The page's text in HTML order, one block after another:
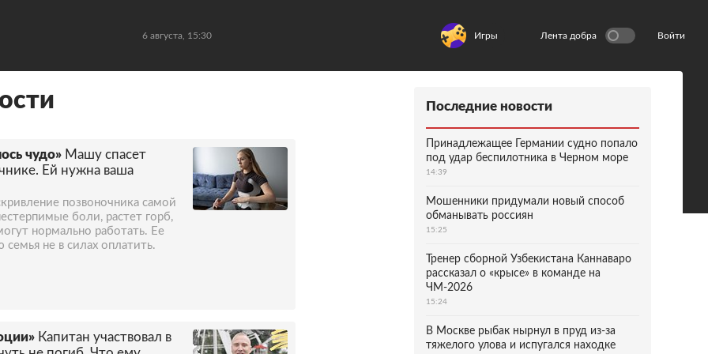
6 августа, 15:30 Игры Лента добра Войти
чудо» Машу спасет
Ей нужна ваша
позвоночника самой
боли, растет горб,
нормально работать. Ее
семья не в силах оплатить.
Капитан участвовал в
Последние новости
Принадлежащее Германии судно попало
под удар беспилотника в Черном море
14:39
Мошенники придумали новый способ
обманывать россиян
15:25
Тренер сборной Узбекистана Каннаваро
рассказал о «крысе» в команде на
ЧМ-2026
15:24
В Москве рыбак нырнул в пруд из-за
тяжелого улова и испугался находке